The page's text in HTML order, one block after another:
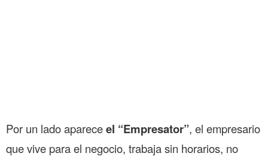
Por un lado apareceel “Empresator”, el empresario
que vive para el negocio, trabaja sin horarios, no